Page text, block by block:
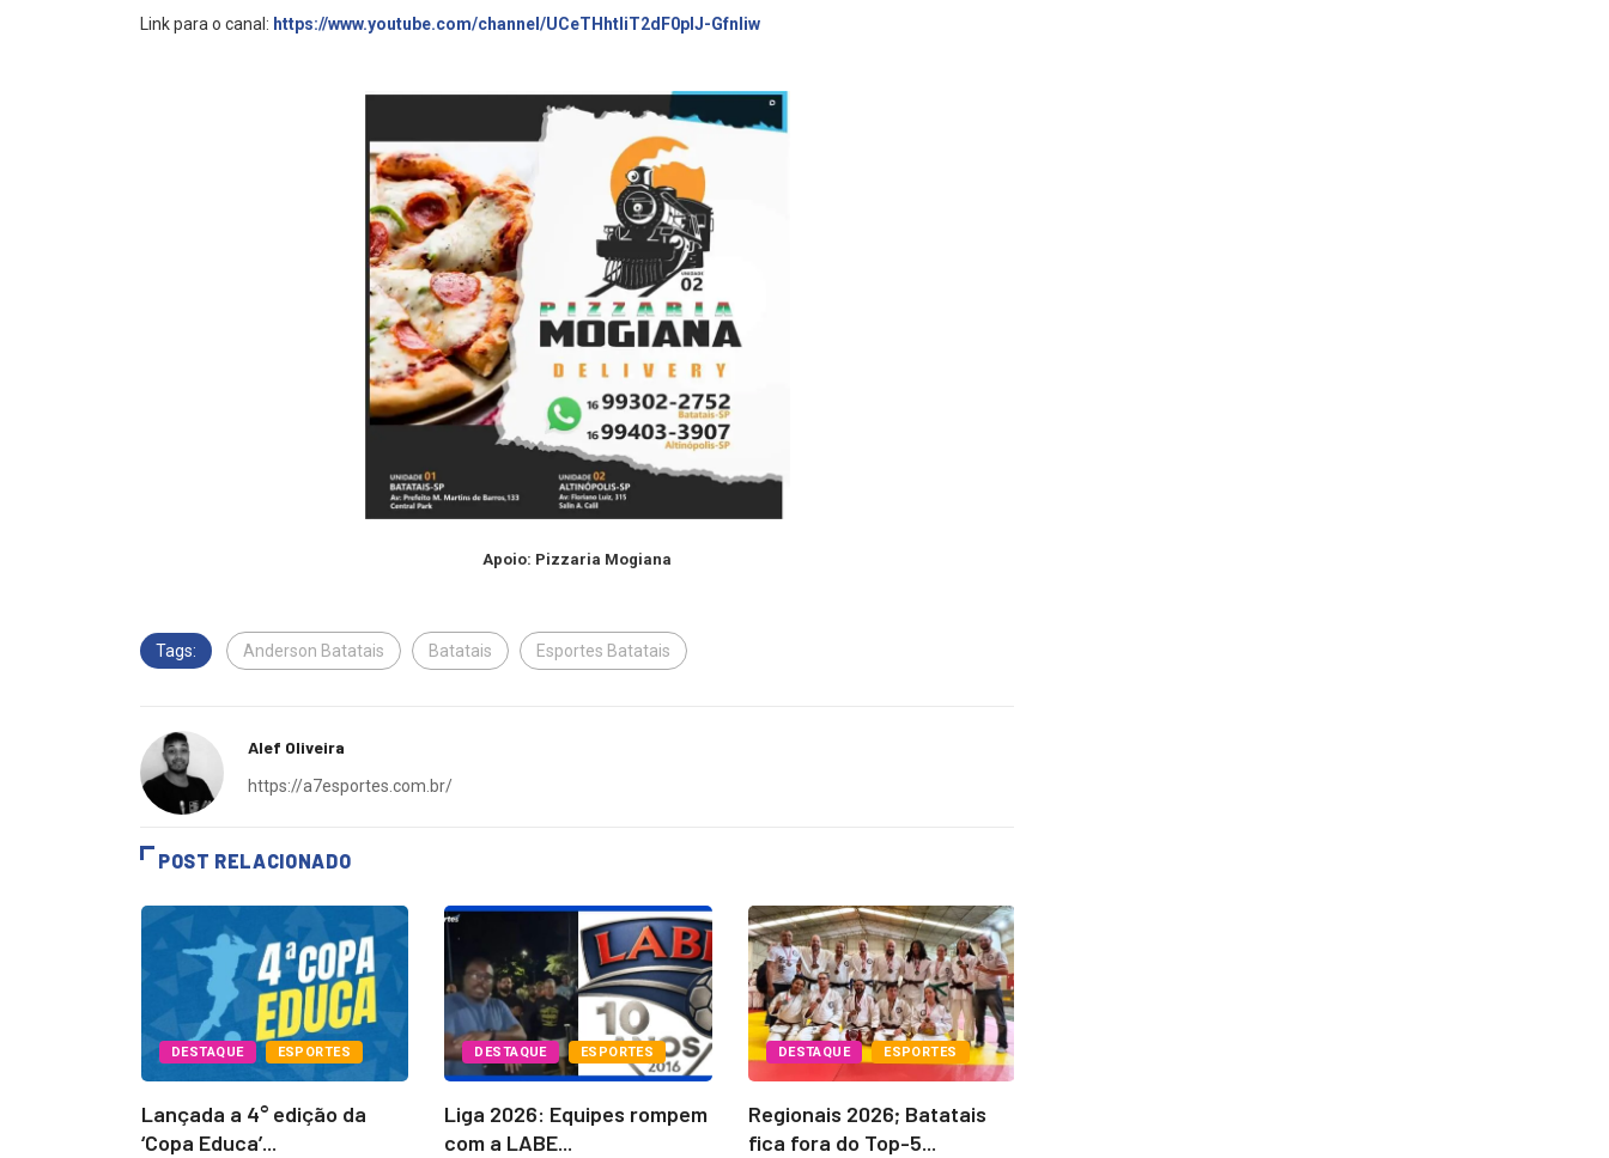
Link para o canal: https://www.youtube.com/channel/UCeTHhtliT2dF0plJ-Gfnliw
Apoio: Pizzaria Mogiana
Tags: Anderson Batatais Batatais Esportes Batatais
Alef Oliveira
https://a7esportes.com.br/
POST RELACIONADO
DESTAQUE ESPORTES
Lançada a 4° edição da
‘Copa Educa’...
DESTAQUE ESPORTES
Liga 2026: Equipes rompem
com a LABE...
DESTAQUE ESPORTES
Regionais 2026; Batatais
fica fora do Top-5...